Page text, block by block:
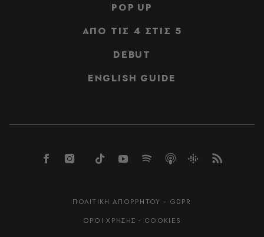
POP UP
ΑΠΟ ΤΙΣ 4 ΣΤΙΣ 5
DEBUT
ENGLISH GUIDE
ΠΟΛΙΤΙΚΗ ΑΠΟΡΡΗΤΟΥ - GDPR
ΟΡΟΙ ΧΡΗΣΗΣ - COOKIES